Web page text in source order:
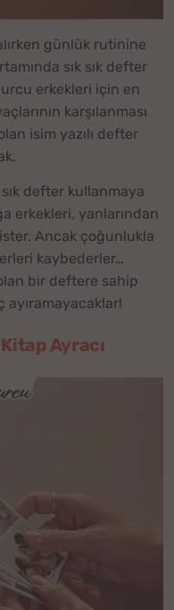
günlük rutinine
sık sık defter
erkekleri için en
karşılanması
isim yazılı defter
defter kullanmaya
erkekleri, yanlarından
ister. Ancak çoğunlukla
kaybederler…
bir deftere sahip
ayıramayacaklar!
Ayracı